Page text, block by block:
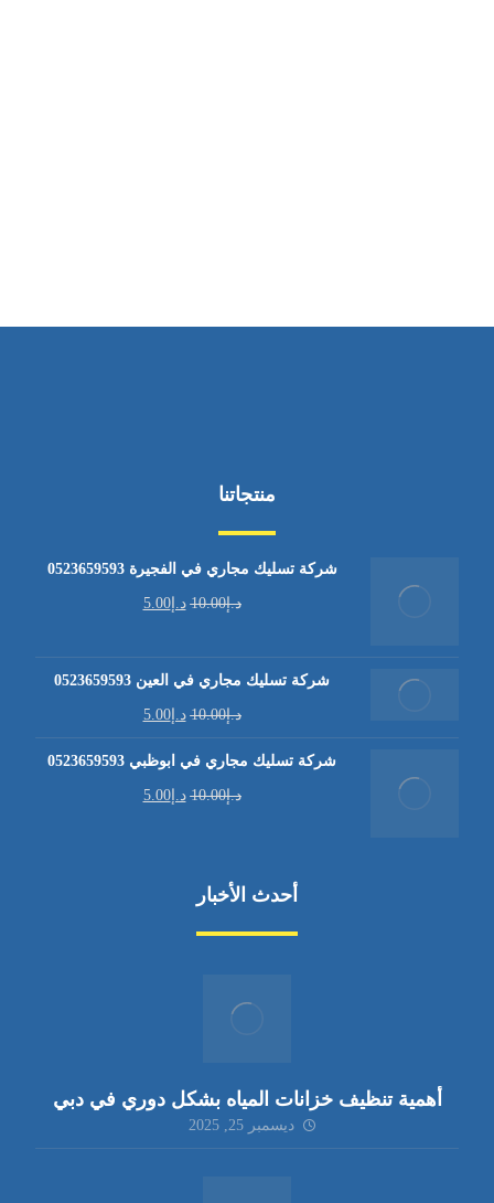
منتجاتنا
شركة تسليك مجاري في الفجيرة 0523659593
د.إ10.00 د.إ5.00
شركة تسليك مجاري في العين 0523659593
د.إ10.00 د.إ5.00
شركة تسليك مجاري في ابوظبي 0523659593
د.إ10.00 د.إ5.00
أحدث الأخبار
أهمية تنظيف خزانات المياه بشكل دوري في دبي
ديسمبر 25, 2025